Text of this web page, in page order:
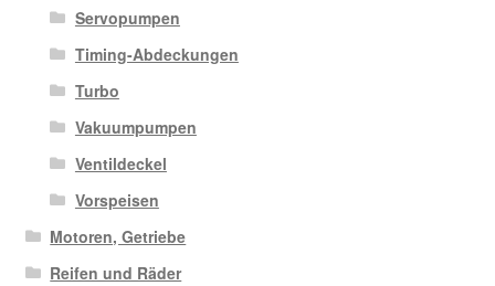
Servopumpen
Timing-Abdeckungen
Turbo
Vakuumpumpen
Ventildeckel
Vorspeisen
Motoren, Getriebe
Reifen und Räder